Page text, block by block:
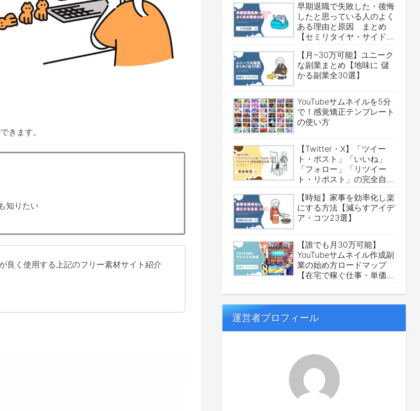
きます。
知りたい
良く使用する上記のフリー素材サイト紹介
早期退職で失敗した・後悔
したと思っている人のよく
ある理由と原因 まとめ
【セミリタイヤ・サイド
卒業】
【月~30万可能】ユニーク
な副業まとめ【地味に 儲
かる副業全30選】
YouTubeサムネイルを5分
で！感覚矯正テンプレート
の使い方
【Twitter・X】「ツイー
ト・ポスト」「いいね」
「フォロー」「リツイー
ト・リポスト」の完全自動
可能・ChatGPT・make・
拡張機能】
【時短】家事を効率化し楽
にする方法【減らすアイデ
ア・コツ23選】
【誰でも月30万可能】
YouTubeサムネイル作成副
業の始め方ロードマップ
【在宅で稼ぐ仕事・単価か
運営者プロフィール